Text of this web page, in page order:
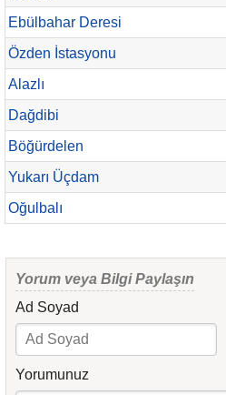
Ebülbahar Deresi
Özden İstasyonu
Alazlı
Dağdibi
Böğürdelen
Yukarı Üçdam
Oğulbalı
Yorum veya Bilgi Paylaşın
Ad Soyad
Yorumunuz